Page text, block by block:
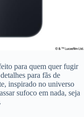
para quem quer fugir
para fãs de
inspirado no universo
sufoco em nada, seja